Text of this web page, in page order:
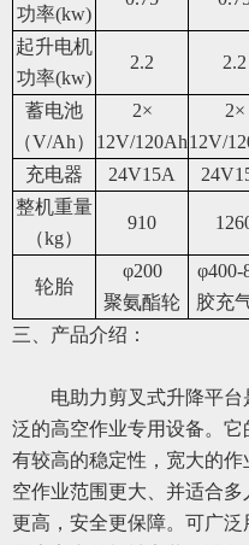
功率(kw)
起升电机
功率(kw)
2.2 2.2
蓄电池
（V/Ah）
2×
12V/1 20Ah
2×
12V/1 2
充电器
24V15A
整机重量
（kg）
910 1 26
轮胎
φ200
聚氨酯轮
φ400-
胶充
三、 产品介绍：
电助力剪叉式升降平
泛的高空作业专用设备。
有较高的稳定性，宽大的
空作业范围更大、并适合
更高，安全更保障。可广泛